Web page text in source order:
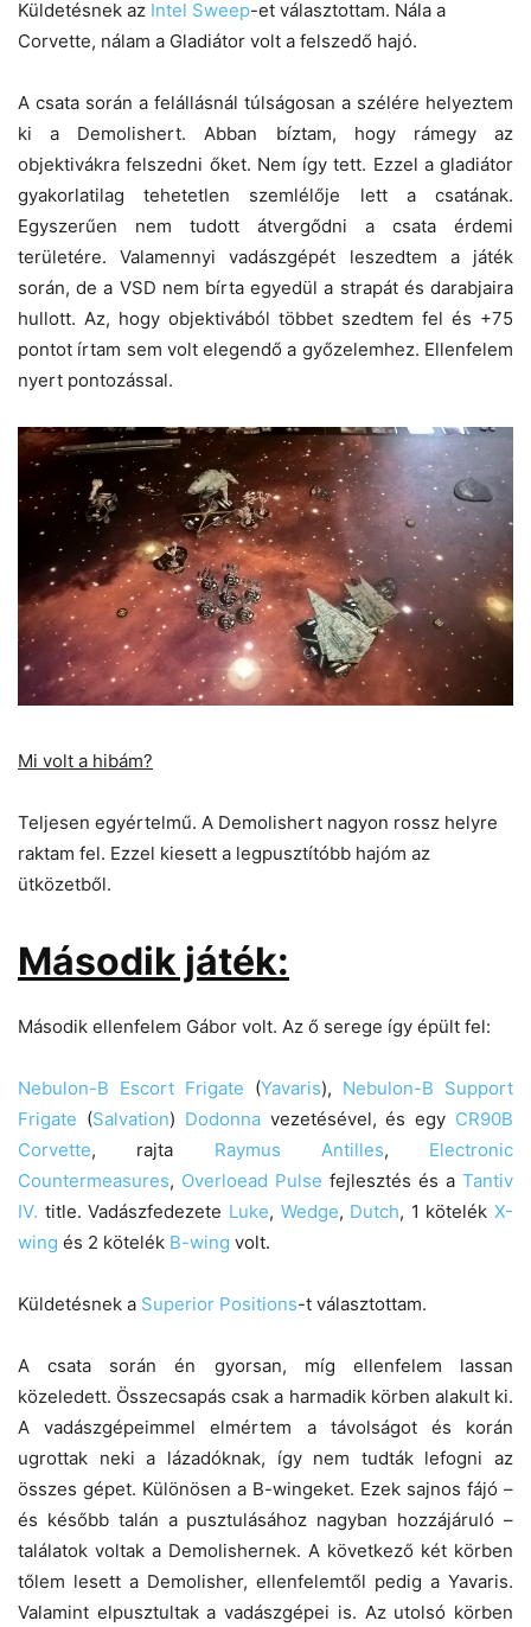
Küldetésnek az Intel Sweep-et választottam. Nála a
Corvette, nálam a Gladiátor volt a felszedő hajó.
A csata során a felállásnál túlságosan a szélére helyeztem
ki a Demolishert. Abban bíztam, hogy rámegy az
objektivákra felszedni őket. Nem így tett. Ezzel a gladiátor
gyakorlatilag tehetetlen szemlélője lett a csatának.
Egyszerűen nem tudott átvergődni a csata érdemi
területére. Valamennyi vadászgépét leszedtem a játék
során, de a VSD nem bírta egyedül a strapát és darabjaira
hullott. Az, hogy objektivából többet szedtem fel és +75
pontot írtam sem volt elegendő a győzelemhez. Ellenfelem
nyert pontozással.
Mi volt a hibám?
Teljesen egyértelmű. A Demolishert nagyon rossz helyre
raktam fel. Ezzel kiesett a legpusztítóbb hajóm az
ütközetből.
Második játék:
Második ellenfelem Gábor volt. Az ő serege így épült fel:
Nebulon-B Escort Frigate (Yavaris), Nebulon-B Support
Frigate (Salvation) Dodonnavezetésével, és egy CR90B
Corvette, rajta Raymus Antilles, Electronic
Countermeasures, Overloead Pulse fejlesztés és a Tantiv
IV. title. Vadászfedezete Luke, Wedge, Dutch, 1 kötelék X-
wing és 2 kötelék B-wing volt.
Küldetésnek a Superior Positions-t választottam.
A csata során én gyorsan, míg ellenfelem lassan
közeledett. Összecsapás csak a harmadik körben alakult ki.
A vadászgépeimmel elmértem a távolságot és korán
ugrottak neki a lázadóknak, így nem tudták lefogni az
összes gépet. Különösen a B-wingeket. Ezek sajnos fájó –
és később talán a pusztulásához nagyban hozzájáruló –
találatok voltak a Demolishernek. A következő két körben
tőlem lesett a Demolisher, ellenfelemtől pedig a Yavaris.
Valamint elpusztultak a vadászgépei is. Az utolsó körben